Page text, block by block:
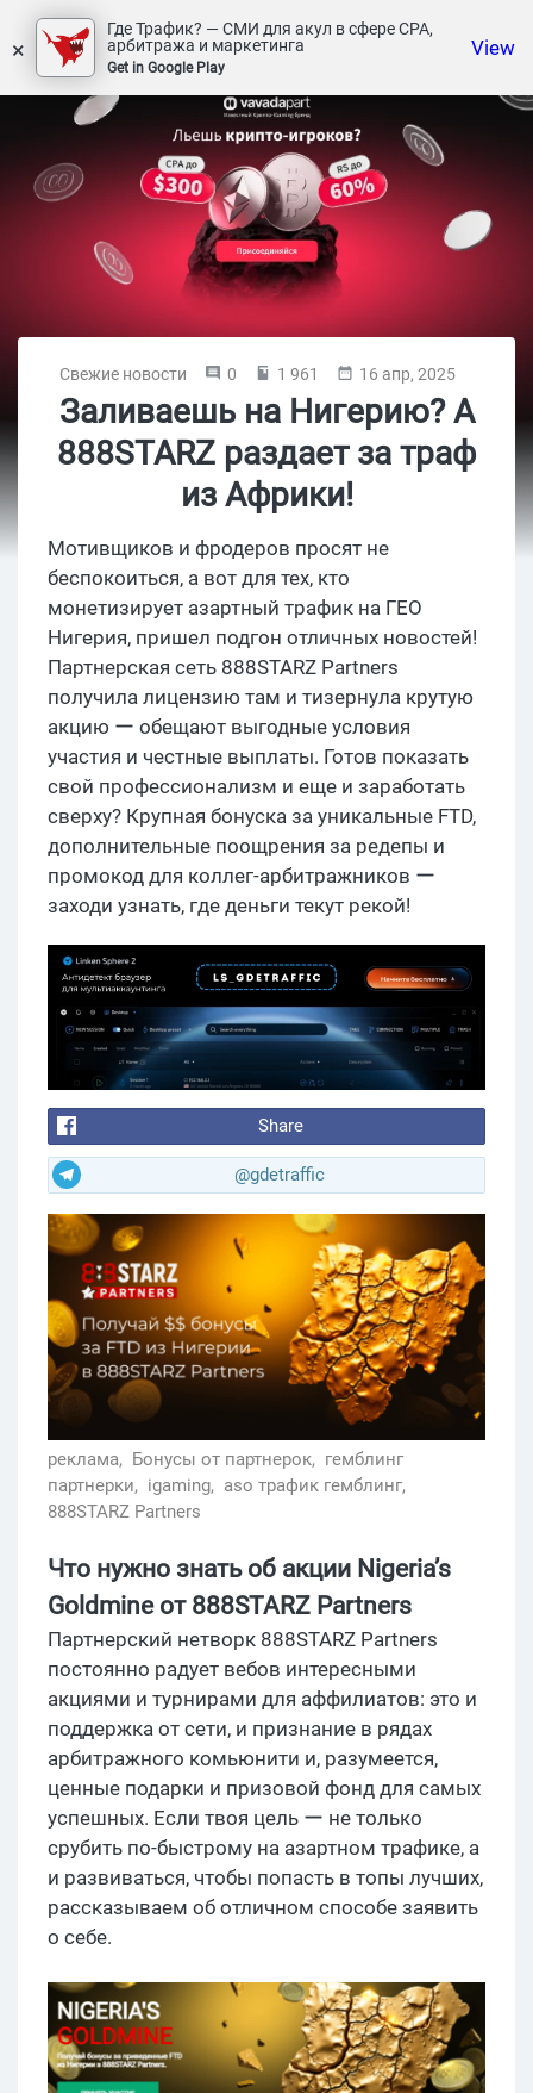
×
Где Трафик? — СМИ для акул в сфере СРА,
арбитража и маркетинга
Get in Google Play
View
Свежие новости 0 1 961 16 апр, 2025
Заливаешь на Нигерию? А
888STARZ раздает за траф
из Африки!
Мотивщиков и фродеров просят не
беспокоиться, а вот для тех, кто
монетизирует азартный трафик на ГЕО
Нигерия, пришел подгон отличных новостей!
Партнерская сеть 888STARZ Partners
получила лицензию там и тизернула крутую
акцию ー обещают выгодные условия
участия и честные выплаты. Готов показать
свой профессионализм и еще и заработать
сверху? Крупная бонуска за уникальные FTD,
дополнительные поощрения за редепы и
промокод для коллег-арбитражников ー
заходи узнать, где деньги текут рекой!
Share
@gdetraffic
реклама, Бонусы от партнерок, гемблинг
партнерки, igaming, aso трафик гемблинг,
888STARZ Partners
Что нужно знать об акции Nigeria’s
Goldmine от 888STARZ Partners
Партнерский нетворк 888STARZ Partners
постоянно радует вебов интересными
акциями и турнирами для аффилиатов: это и
поддержка от сети, и признание в рядах
арбитражного комьюнити и, разумеется,
ценные подарки и призовой фонд для самых
успешных. Если твоя цель ー не только
срубить по-быстрому на азартном трафике, а
и развиваться, чтобы попасть в топы лучших,
рассказываем об отличном способе заявить
о себе.